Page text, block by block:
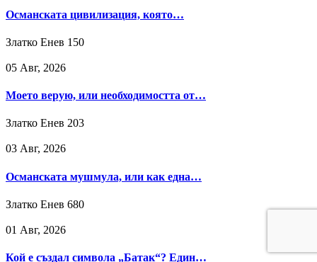
Османската цивилизация, която…
Златко Енев 150
05 Авг, 2026
Моето верую, или необходимостта от…
Златко Енев 203
03 Авг, 2026
Османската мушмула, или как една…
Златко Енев 680
01 Авг, 2026
Кой е създал символа „Батак“? Един…